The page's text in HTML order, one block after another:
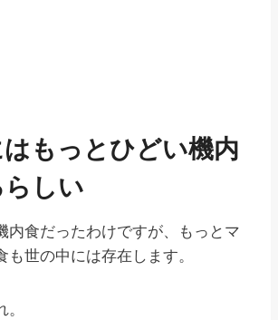
もっとひどい機内
しい
内食だったわけですが、もっとマ
も世の中には存在します。